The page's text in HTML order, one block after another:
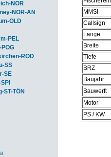
NOR
NOR-AN
OLD
PEL
POG
ROD
SS
SE
ST-TÖN
MMSI
Callsign
Länge
Breite
Tiefe
BRZ
Baujahr
Bauwerft
Motor
PS / KW